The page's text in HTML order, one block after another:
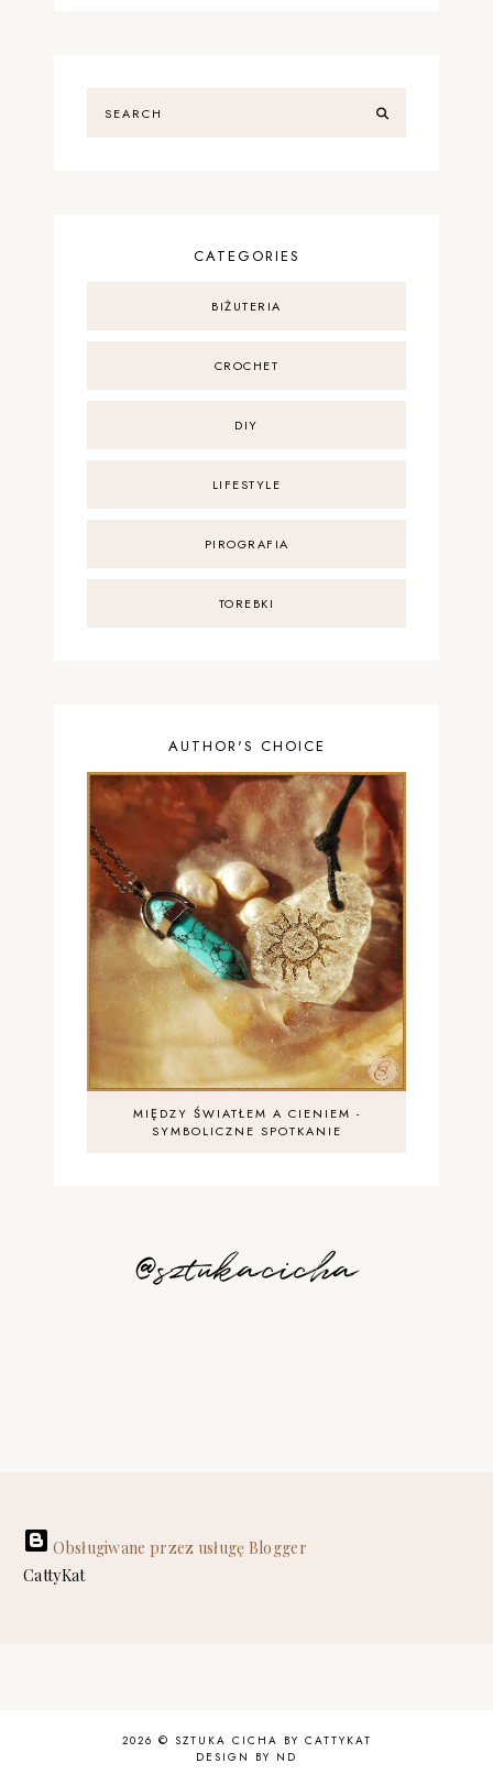
CATEGORIES
BIŻUTERIA
CROCHET
DIY
LIFESTYLE
PIROGRAFIA
TOREBKI
AUTHOR'S CHOICE
MIĘDZY ŚWIATŁEM A CIENIEM -
SYMBOLICZNE SPOTKANIE
@sztukacicha
Obsługiwane przez usługę Blogger
CattyKat
2026 © SZTUKA CICHA BY CATTYKAT
DESIGN BY ND